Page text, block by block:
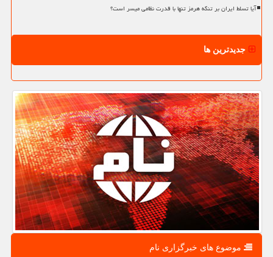
آیا تسلط ایران بر تنگه هرمز تنها با قدرت نظامی میسر است؟
جدیدترین ها
موضوع های خبرگزاری نام